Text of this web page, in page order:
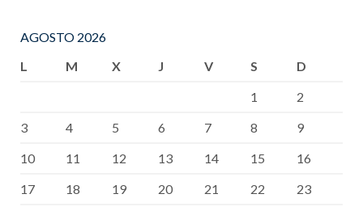
AGOSTO 2026
L
M X J V S
D
1
2
3
4 5 6 7 8
9
10
11 12 13 14 15
16
17
18 19 20 21 22
23